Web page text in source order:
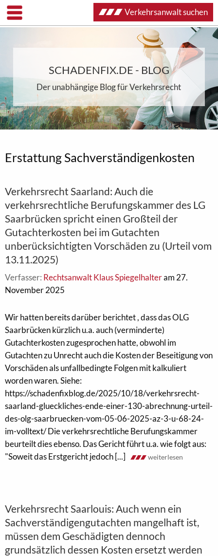
SCHADENFIX.DE - BLOG
Der unabhängige Blog für Verkehrsrecht
Erstattung Sachverständigenkosten
Verkehrsrecht Saarland: Auch die
verkehrsrechtliche Berufungskammer des LG
Saarbrücken spricht einen Großteil der
Gutachterkosten bei im Gutachten
unberücksichtigten Vorschäden zu (Urteil vom
13.11.2025)
Verfasser: Rechtsanwalt Klaus Spiegelhalteram 27.
November 2025
Wir hatten bereits darüber berichtet , dass das OLG
Saarbrücken kürzlich u.a. auch (verminderte)
Gutachterkosten zugesprochen hatte, obwohl im
Gutachten zu Unrecht auch die Kosten der Beseitigung von
Vorschäden als unfallbedingte Folgen mit kalkuliert
worden waren. Siehe:
https://schadenfixblog.de/2025/10/18/verkehrsrecht-
saarland-glueckliches-ende-einer-130-abrechnung-urteil-
des-olg-saarbruecken-vom-05-06-2025-az-3-u-68-24-
im-volltext/ Die verkehrsrechtliche Berufungskammer
beurteilt dies ebenso. Das Gericht führt u.a. wie folgt aus:
"Soweit das Erstgericht jedoch [...]
weiterlesen
Verkehrsrecht Saarlouis: Auch wenn ein
Sachverständigengutachten mangelhaft ist,
müssen dem Geschädigten dennoch
grundsätzlich dessen Kosten ersetzt werden
Verkehrsanwalt suchen